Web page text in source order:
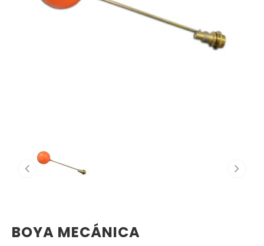
BOYA MECÁNICA